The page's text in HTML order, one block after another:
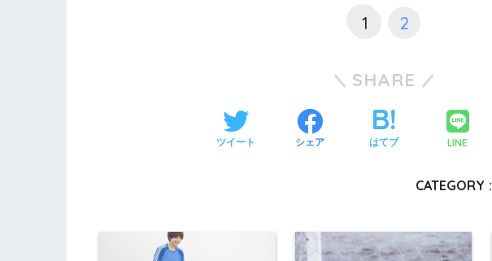
1 2
SHARE
ツイート シェア はてブ LINE
CATEGORY :